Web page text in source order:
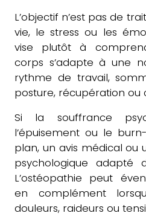
L’objectif n’est pas de
vie, le stress ou les
vise plutôt à
corps s’adapte à une
rythme de travail,
posture, récupération ou
Si la souffrance
l’épuisement ou le
plan, un avis médical
psychologique adapté
L’ostéopathie peut
en complément
douleurs, raideurs ou